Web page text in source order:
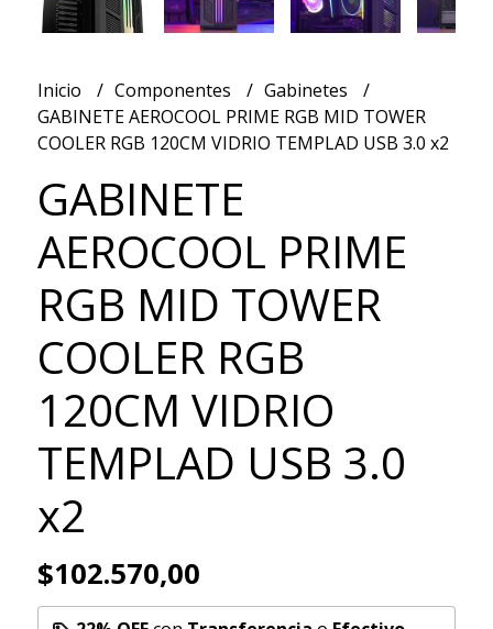
Inicio Componentes
Gabinetes
GABINETE AEROCOOL PRIME RGB MID TOWER
COOLER RGB 120CM VIDRIO TEMPLAD USB 3.0 x2
GABINETE
AEROCOOL PRIME
RGB MID TOWER
COOLER RGB
120CM VIDRIO
TEMPLAD USB 3.0
x2
$102.570,00